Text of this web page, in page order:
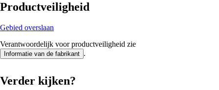
Productveiligheid
Gebied overslaan
Verantwoordelijk voor productveiligheid zie
Informatie van de fabrikant .
Verder kijken?